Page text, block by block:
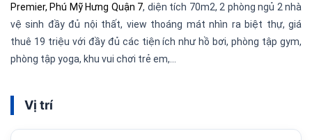
Premier, Phú Mỹ Hưng Quận 7, diện tích 70m2, 2 phòng ngủ 2 nhà
vệ sinh đầy đủ nội thất, view thoáng mát nhìn ra biệt thự, giá
thuê 19 triệu với đầy đủ các tiện ích như hồ bơi, phòng tập gym,
phòng tập yoga, khu vui chơi trẻ em,…
Vị trí